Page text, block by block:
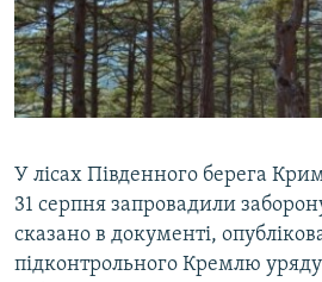
ВІДЕОУРОКИ «ELIFBE»
СВІДЧЕННЯ ОКУПАЦІЇ
УКРАЇНСЬКА ПРОБЛЕМА КРИМУ
Русский
Qırımtatar
Усі сайти RFE/RL
У лісах Південного берега
31 серпня запровадили
сказано в документі,
підконтрольного Кремлю